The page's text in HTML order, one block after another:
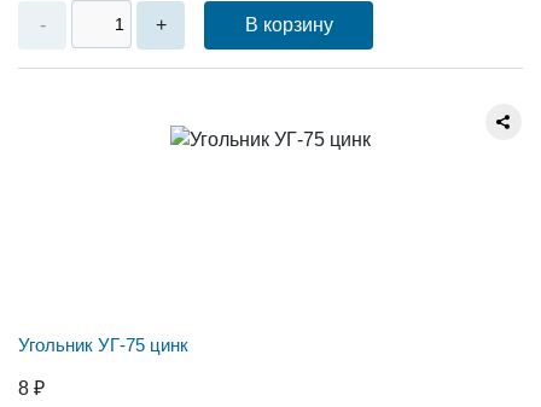
- + В корзину
Угольник УГ-75 цинк
8 ₽